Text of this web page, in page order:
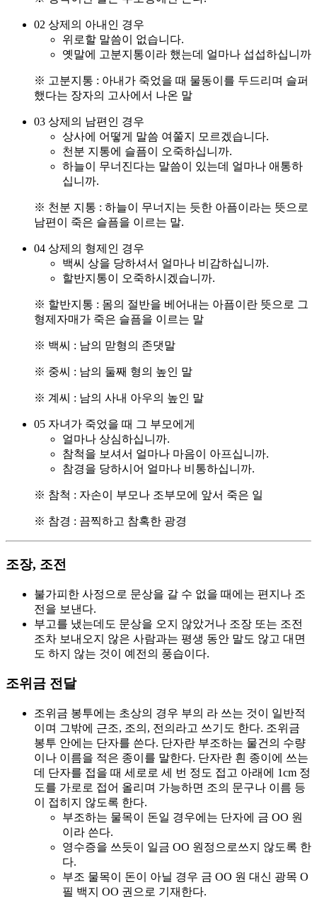
02 상제의 아내인 경우
위로할 말씀이 없습니다.
옛말에 고분지통이라 했는데 얼마나 섭섭하십니까
※ 고분지통 : 아내가 죽었을 때 물동이를 두드리며 슬퍼
했다는 장자의 고사에서 나온 말
03 상제의 남편인 경우
상사에 어떻게 말씀 여쭐지 모르겠습니다.
천분 지통에 슬픔이 오죽하십니까.
하늘이 무너진다는 말씀이 있는데 얼마나 애통하
십니까.
※ 천분 지통 : 하늘이 무너지는 듯한 아픔이라는 뜻으로
남편이 죽은 슬픔을 이르는 말.
04 상제의 형제인 경우
백씨 상을 당하셔서 얼마나 비감하십니까.
할반지통이 오죽하시겠습니까.
※ 할반지통 : 몸의 절반을 베어내는 아픔이란 뜻으로 그
형제자매가 죽은 슬픔을 이르는 말
※ 백씨 : 남의 맏형의 존댓말
※ 중씨 : 남의 둘째 형의 높인 말
※ 계씨 : 남의 사내 아우의 높인 말
05 자녀가 죽었을 때 그 부모에게
얼마나 상심하십니까.
참척을 보셔서 얼마나 마음이 아프십니까.
참경을 당하시어 얼마나 비통하십니까.
※ 참척 : 자손이 부모나 조부모에 앞서 죽은 일
※ 참경 : 끔찍하고 참혹한 광경
조장, 조전
불가피한 사정으로 문상을 갈 수 없을 때에는 편지나 조
전을 보낸다.
부고를 냈는데도 문상을 오지 않았거나 조장 또는 조전
조차 보내오지 않은 사람과는 평생 동안 말도 않고 대면
도 하지 않는 것이 예전의 풍습이다.
조위금 전달
조위금 봉투에는 초상의 경우 부의 라 쓰는 것이 일반적
이며 그밖에 근조, 조의, 전의라고 쓰기도 한다. 조위금
봉투 안에는 단자를 쓴다. 단자란 부조하는 물건의 수량
이나 이름을 적은 종이를 말한다. 단자란 흰 종이에 쓰는
데 단자를 접을 때 세로로 세 번 정도 접고 아래에 1cm 정
도를 가로로 접어 올리며 가능하면 조의 문구나 이름 등
이 접히지 않도록 한다.
부조하는 물목이 돈일 경우에는 단자에 금 OO 원
이라 쓴다.
영수증을 쓰듯이 일금 OO 원정으로쓰지 않도록 한
다.
부조 물목이 돈이 아닐 경우 금 OO 원 대신 광목 O
필 백지 OO 권으로 기재한다.